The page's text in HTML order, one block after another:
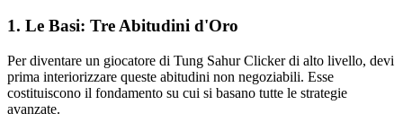
1. Le Basi: Tre Abitudini d'Oro
Per diventare un giocatore di Tung Sahur Clicker di alto livello, devi
prima interiorizzare queste abitudini non negoziabili. Esse
costituiscono il fondamento su cui si basano tutte le strategie
avanzate.